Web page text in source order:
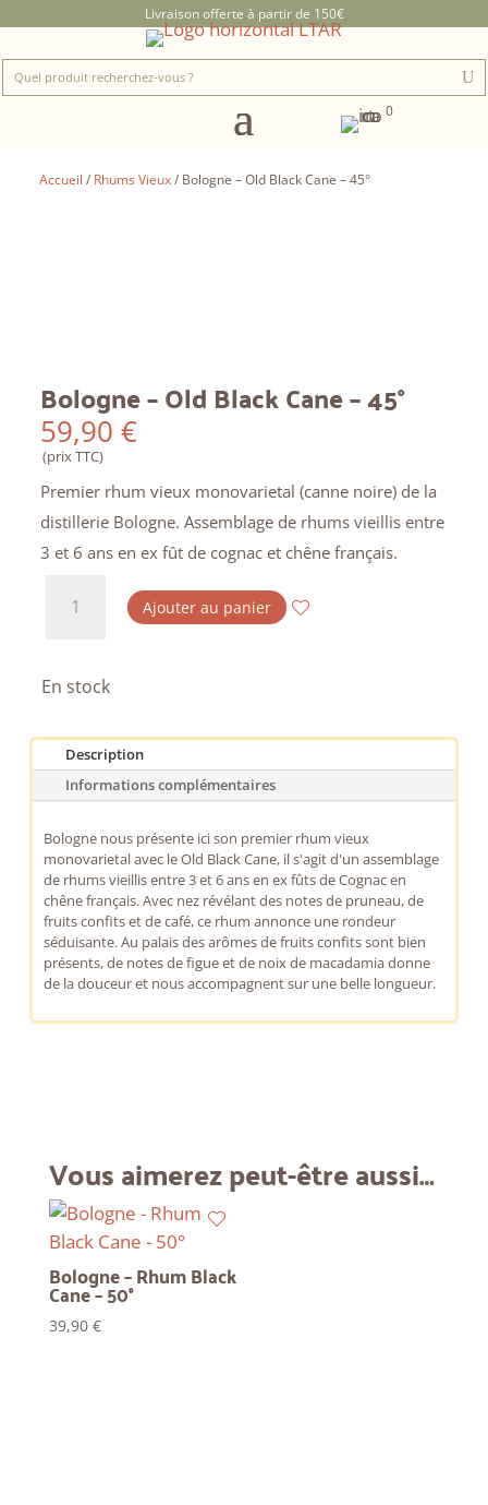
Livraison offerte à partir de 150€
0
Accueil / Rhums Vieux/ Bologne – Old Black Cane – 45°
Bologne – Old Black Cane – 45°
59,90 €
(prix TTC)
Premier rhum vieux monovarietal (canne noire) de la
distillerie Bologne. Assemblage de rhums vieillis entre
3 et 6 ans en ex fût de cognac et chêne français.
-
Black
Cane
-
45°
Ajouter au panier
En stock
Description
Informations complémentaires
Bologne nous présente ici son premier rhum vieux
monovarietal avec le Old Black Cane, il s'agit d'un assemblage
de rhums vieillis entre 3 et 6 ans en ex fûts de Cognac en
chêne français. Avec nez révélant des notes de pruneau, de
fruits confits et de café, ce rhum annonce une rondeur
séduisante. Au palais des arômes de fruits confits sont bien
présents, de notes de figue et de noix de macadamia donne
de la douceur et nous accompagnent sur une belle longueur.
Vous aimerez peut-être aussi…
Bologne – Rhum Black
Cane – 50°
39,90 €